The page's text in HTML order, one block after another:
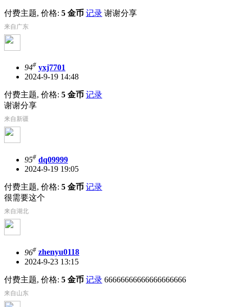
付费主题, 价格: 5 金币 记录 谢谢分享
来自广东
94# yxj7701
2024-9-19 14:48
付费主题, 价格: 5 金币 记录
谢谢分享
来自新疆
95# dq09999
2024-9-19 19:05
付费主题, 价格: 5 金币 记录
很需要这个
来自湖北
96# zhenyu0118
2024-9-23 13:15
付费主题, 价格: 5 金币 记录 66666666666666666666
来自山东